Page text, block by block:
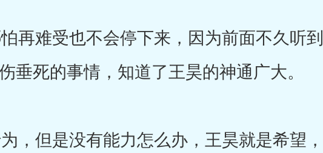
再难受也不会停下来，因为前面不久听到
垂死的事情，知道了王昊的神通广大。
，但是没有能力怎么办，王昊就是希望，